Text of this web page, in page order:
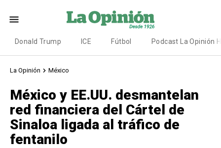
Donald Trump ICE Fútbol Podcast La Opinión
La Opinión México
México y EE.UU. desmantelan
red financiera del Cártel de
Sinaloa ligada al tráfico de
fentanilo